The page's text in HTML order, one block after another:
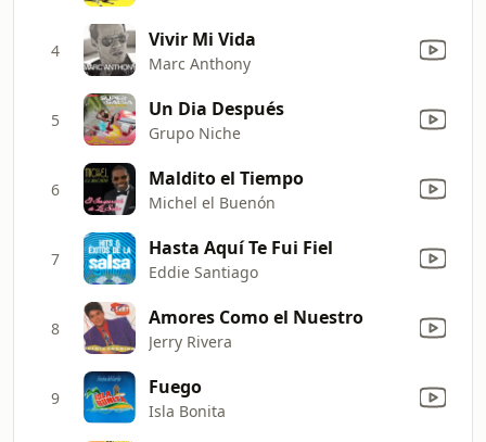
4 Vivir Mi Vida
Marc Anthony
5 Un Dia Después
Grupo Niche
6 Maldito el Tiempo
Michel el Buenón
7 Hasta Aquí Te Fui Fiel
Eddie Santiago
8 Amores Como el Nuestro
Jerry Rivera
9 Fuego
Isla Bonita